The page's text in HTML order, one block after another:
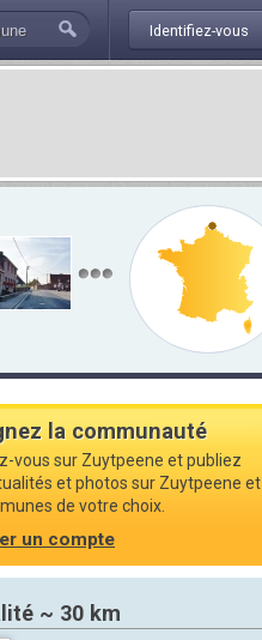
Identifiez-vous
la communauté
vous sur Zuytpeene et publiez
et photos sur Zuytpeene et
de votre choix.
un compte
~ 30 km